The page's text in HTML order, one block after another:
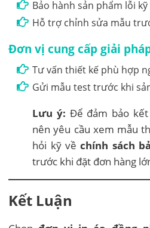
Bảo hành sản phẩm lỗi
Hỗ trợ chỉnh sửa mẫu
Đơn vị cung cấp giải
Tư vấn thiết kế phù hợp
Gửi mẫu test trước khi
Lưu ý: Để đảm bảo
nên yêu cầu xem mẫu
hỏi kỹ vềchính sách
trước khi đặt đơn hàng
Kết Luận